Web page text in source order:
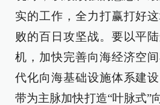
实的工作，全力打赢打好
败的百日攻坚战。要以平
机，加快完善向海经济空
代化向海基础设施体系建
带为主脉加快打造“叶脉式”